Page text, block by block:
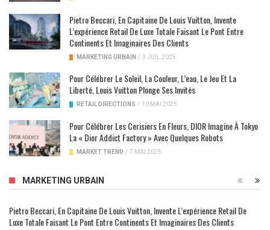
Pietro Beccari, En Capitaine De Louis Vuitton, Invente
L’expérience Retail De Luxe Totale Faisant Le Pont Entre
Continents Et Imaginaires Des Clients
MARKETING URBAIN / 3 JUIL 2025
Pour Célébrer Le Soleil, La Couleur, L’eau, Le Jeu Et La
Liberté, Louis Vuitton Plonge Ses Invités
RETAIL DIRECTIONS / 10 MAI 2025
Pour Célébrer Les Cerisiers En Fleurs, DIOR Imagine À Tokyo
La « Dior Addict Factory » Avec Quelques Robots
MARKET TREND / 7 MAI 2025
MARKETING URBAIN
Pietro Beccari, En Capitaine De Louis Vuitton, Invente L’expérience Retail De
Luxe Totale Faisant Le Pont Entre Continents Et Imaginaires Des Clients